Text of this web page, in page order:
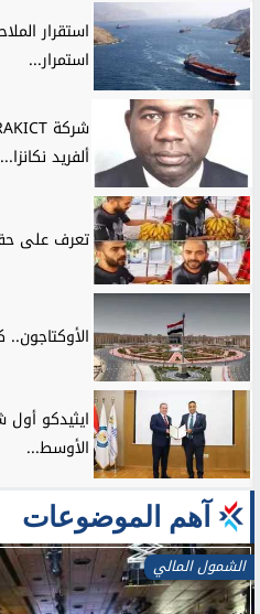
استقرار
استمرار...
ألفريد نكانزا...
تعرف على
ايثيدكو
الأوسط...
آهم الموضوعات
الشمول المالي